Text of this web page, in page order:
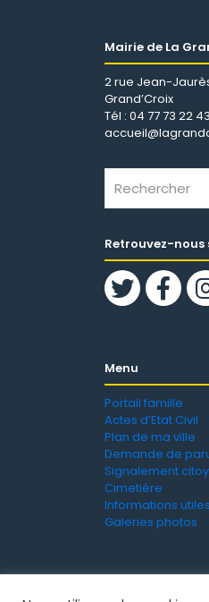
Mairie de La
2 rue Jean-
Grand’Croix
Tél : 04 77 73 22 43
Retrouvez-nous
Menu
Portail famille
Actes d’Etat Civil
Plan de ma ville
Demande de
Signalement
Cimetière
Informations utiles
Galeries photos